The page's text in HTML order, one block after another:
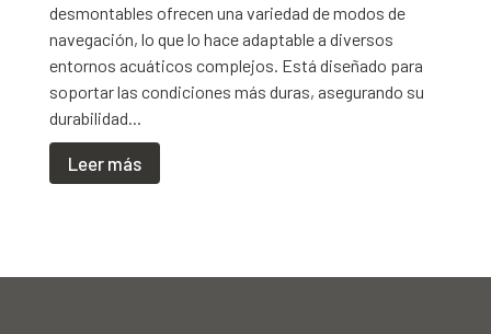
desmontables ofrecen una variedad de modos de
navegación, lo que lo hace adaptable a diversos
entornos acuáticos complejos. Está diseñado para
soportar las condiciones más duras, asegurando su
durabilidad...
Leer más